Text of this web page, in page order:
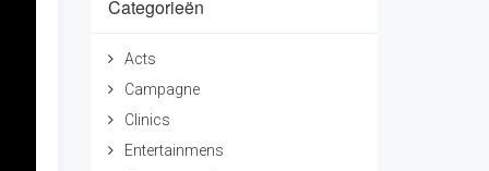
Categorieën
Acts
Campagne
Clinics
Entertainmens